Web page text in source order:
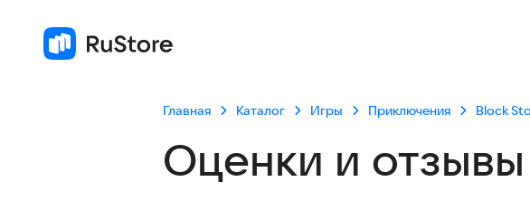
Главная Каталог Игры Приключения Block
Оценки и отзывы